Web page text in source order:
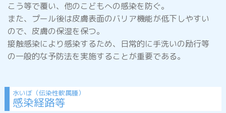
おたふくかぜ(流行性耳下腺炎・ムンプス)
こう等で覆い、他のこどもへの感染を防ぐ。
また、プール後は皮膚表面のバリア機能が低下しやすい
ので、皮膚の保湿を保つ。
接触感染により感染するため、日常的に手洗いの励行等
の一般的な予防法を実施することが重要である。
水いぼ（伝染性軟属腫）
感染経路等